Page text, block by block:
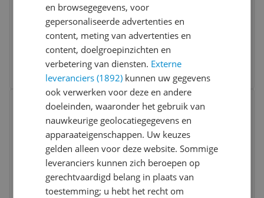
Zelesta Comfort Design Savanna Feather
240x200 Dekbed
v.a. € 109,00
2 prijzen
Ga naar goedkoopste
Vergelijken
Bekijk product
en browsegegevens, voor
gepersonaliseerde advertenties en
content, meting van advertenties en
content, doelgroepinzichten en
verbetering van diensten. Externe
leveranciers (1892) kunnen uw gegevens
ook verwerken voor deze en andere
doeleinden, waaronder het gebruik van
nauwkeurige geolocatiegegevens en
apparaateigenschappen. Uw keuzes
gelden alleen voor deze website. Sommige
leveranciers kunnen zich beroepen op
gerechtvaardigd belang in plaats van
toestemming; u hebt het recht om